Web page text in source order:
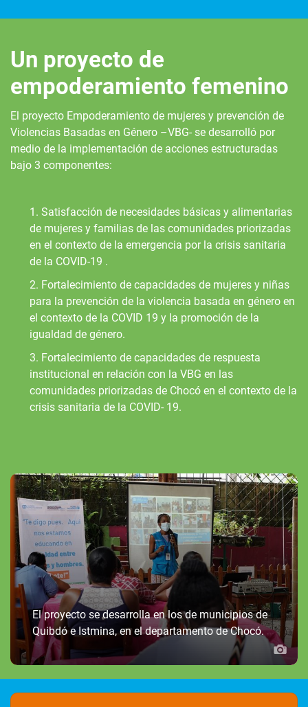
Un proyecto de
empoderamiento femenino
El proyecto Empoderamiento de mujeres y prevención de
Violencias Basadas en Género –VBG- se desarrolló por
medio de la implementación de acciones estructuradas
bajo 3 componentes:
1. Satisfacción de necesidades básicas y alimentarias
de mujeres y familias de las comunidades priorizadas
en el contexto de la emergencia por la crisis sanitaria
de la COVID-19 .
2. Fortalecimiento de capacidades de mujeres y niñas
para la prevención de la violencia basada en género en
el contexto de la COVID 19 y la promoción de la
igualdad de género.
3. Fortalecimiento de capacidades de respuesta
institucional en relación con la VBG en las
comunidades priorizadas de Chocó en el contexto de la
crisis sanitaria de la COVID- 19.
El proyecto se desarrolla en los de municipios de
Quibdó e Istmina, en el departamento de Chocó.